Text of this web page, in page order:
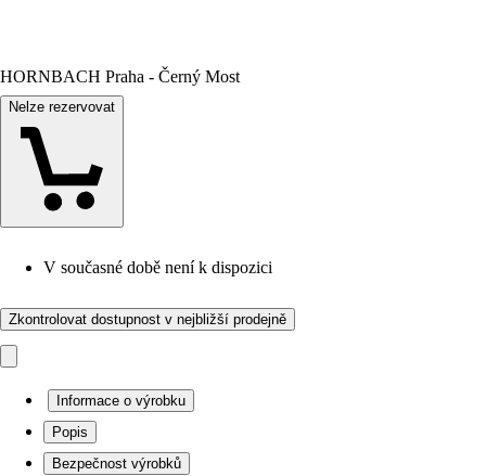
HORNBACH Praha - Černý Most
Nelze rezervovat
V současné době není k dispozici
Zkontrolovat dostupnost v nejbližší prodejně
Informace o výrobku
Popis
Bezpečnost výrobků